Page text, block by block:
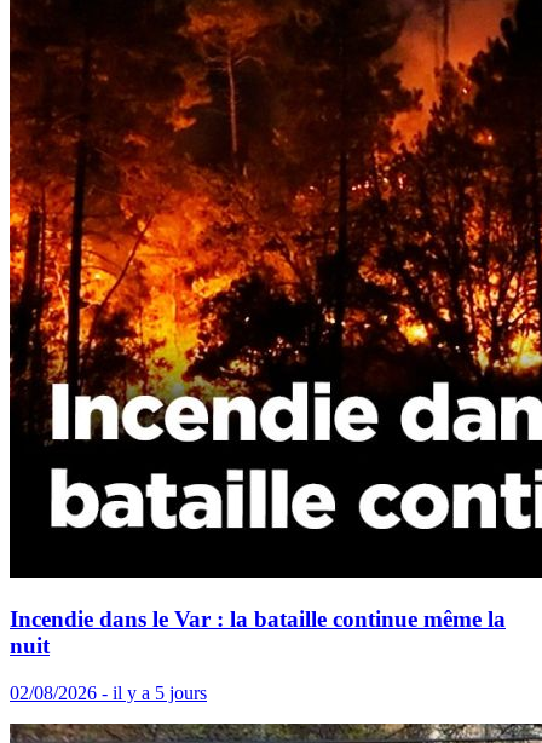
Incendie dans le Var : la bataille continue même la
nuit
02/08/2026 - il y a 5 jours